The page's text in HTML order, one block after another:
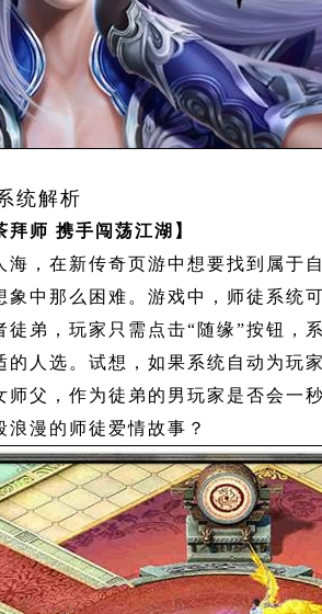
统解析
拜师 携手闯荡江湖】
海，在新传奇页游中想要找到属于
象中那么困难。游戏中，师徒系统
徒弟，玩家只需点击“随缘”按钮，
的人选。试想，如果系统自动为玩
师父，作为徒弟的男玩家是否会一
浪漫的师徒爱情故事？